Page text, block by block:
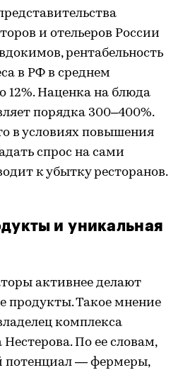
и отельеров России
рентабельность
в РФ в среднем
12%. Наценка на блюда
порядка 300–400%.
в условиях повышения
спрос на сами
к убытку ресторанов.
и уникальная
активнее делают
продукты. Такое мнение
комплекса
По ее словам,
потенциал — фермеры,